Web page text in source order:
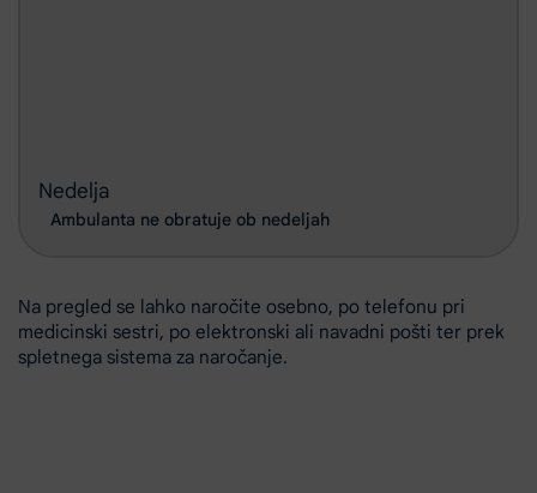
Nedelja
Ambulanta ne obratuje ob nedeljah
Na pregled se lahko naročite osebno, po telefonu pri
medicinski sestri, po elektronski ali navadni pošti ter prek
spletnega sistema za naročanje.